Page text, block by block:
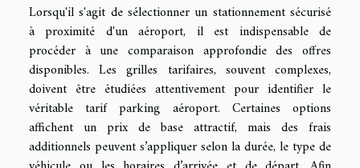
Lorsqu'il s'agit de sélectionner un stationnement sécurisé
à proximité d'un aéroport, il est indispensable de
procéder à une comparaison approfondie des offres
disponibles. Les grilles tarifaires, souvent complexes,
doivent être étudiées attentivement pour identifier le
véritable tarif parking aéroport. Certaines options
affichent un prix de base attractif, mais des frais
additionnels peuvent s’appliquer selon la durée, le type de